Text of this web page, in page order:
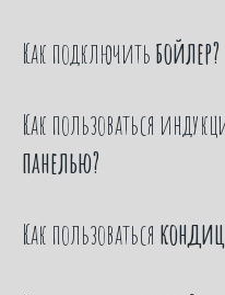
Как подключитьбойлер?
Как пользоваться
панелью?
Как пользоваться